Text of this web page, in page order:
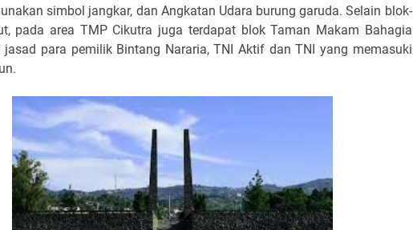
simbol jangkar, dan Angkatan Udara burung garuda. Selain blok-
pada area TMP Cikutra juga terdapat blok Taman Makam Bahagia
para pemilik Bintang Nararia, TNI Aktif dan TNI yang memasuki